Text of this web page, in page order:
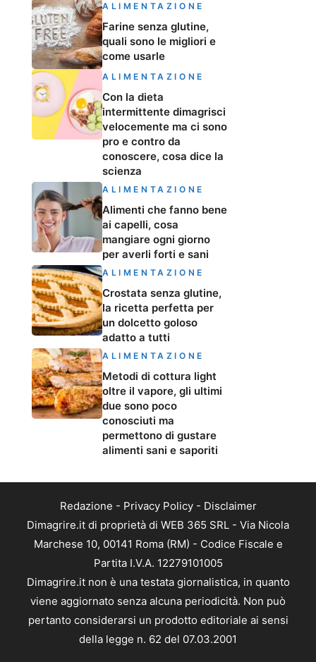
ALIMENTAZIONE
Farine senza glutine,
quali sono le migliori e
come usarle
ALIMENTAZIONE
Con la dieta
intermittente dimagrisci
velocemente ma ci sono
pro e contro da
conoscere, cosa dice la
scienza
ALIMENTAZIONE
Alimenti che fanno bene
ai capelli, cosa
mangiare ogni giorno
per averli forti e sani
ALIMENTAZIONE
Crostata senza glutine,
la ricetta perfetta per
un dolcetto goloso
adatto a tutti
ALIMENTAZIONE
Metodi di cottura light
oltre il vapore, gli ultimi
due sono poco
conosciuti ma
permettono di gustare
alimenti sani e saporiti
Redazione - Privacy Policy- Disclaimer
Dimagrire.it di proprietà di WEB 365 SRL - Via Nicola
Marchese 10, 00141 Roma (RM) - Codice Fiscale e
Partita I.V.A. 12279101005
Dimagrire.it non è una testata giornalistica, in quanto
viene aggiornato senza alcuna periodicità. Non può
pertanto considerarsi un prodotto editoriale ai sensi
della legge n. 62 del 07.03.2001